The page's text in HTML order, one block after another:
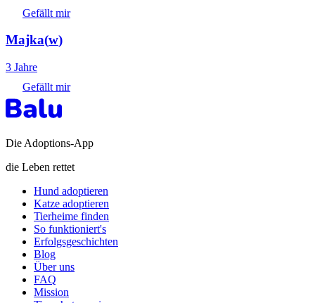
Gefällt mir
Majka(w)
3 Jahre
Gefällt mir
Die Adoptions-App
die Leben rettet
Hund adoptieren
Katze adoptieren
Tierheime finden
So funktioniert's
Erfolgsgeschichten
Blog
Über uns
FAQ
Mission